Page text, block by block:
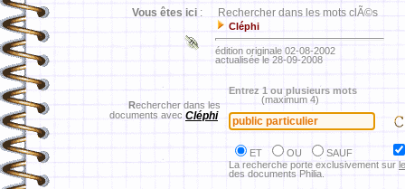
Vous êtes ici : Rechercher dans les mots clÃ©s
Cléphi
édition originale 02-08-2002
actualisée le 28-09-2008
Rechercher dans les
documents avec Cléphi
Entrez 1 ou plusieurs mots
(maximum 4)
ET OU
SAUF
La recherche porte exclusivement sur
des documents Philia.